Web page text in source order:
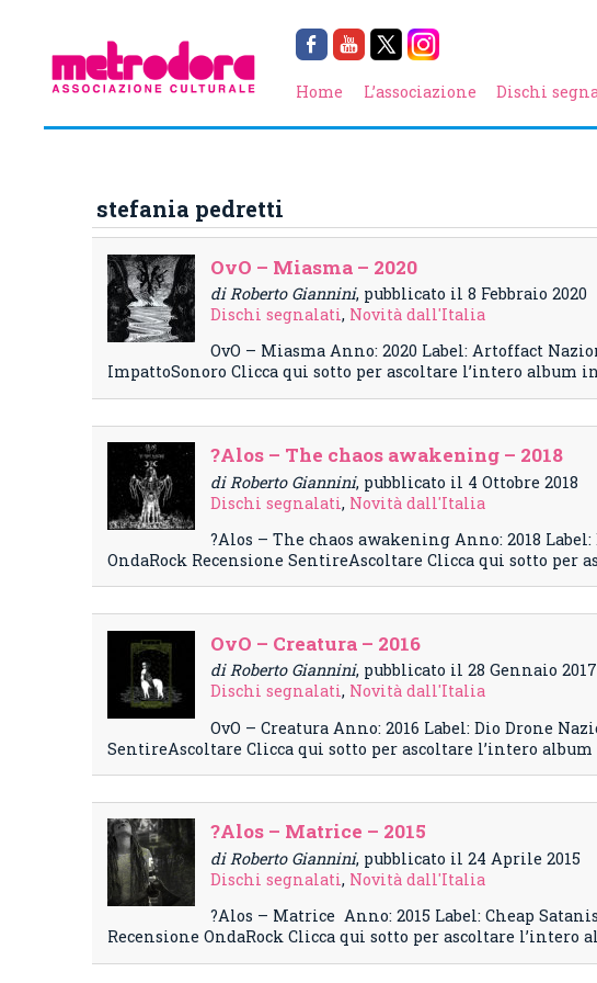
Home L’associazione Dischi
stefania pedretti
OvO – Miasma – 2020
di Roberto Giannini, pubblicato il 8 Febbraio 2020
Dischi segnalati, Novità dall'Italia
OvO – Miasma Anno: 2020 Label: Artoffact
ImpattoSonoro Clicca qui sotto per ascoltare l’intero album
?Alos – The chaos awakening – 2018
di Roberto Giannini, pubblicato il 4 Ottobre 2018
Dischi segnalati, Novità dall'Italia
?Alos – The chaos awakening Anno: 2018
OndaRock Recensione SentireAscoltare Clicca qui sotto
OvO – Creatura – 2016
di Roberto Giannini, pubblicato il 28 Gennaio 2017
Dischi segnalati, Novità dall'Italia
OvO – Creatura Anno: 2016 Label: Dio Drone
SentireAscoltare Clicca qui sotto per ascoltare l’intero
?Alos – Matrice – 2015
di Roberto Giannini, pubblicato il 24 Aprile 2015
Dischi segnalati, Novità dall'Italia
?Alos – Matrice Anno: 2015 Label: Cheap
Recensione OndaRock Clicca qui sotto per ascoltare l’intero